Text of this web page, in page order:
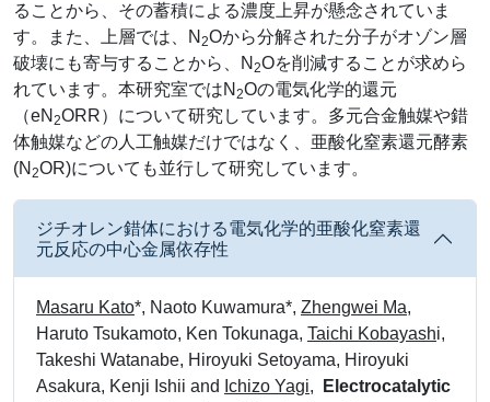
ることから、その蓄積による濃度上昇が懸念されていま
す。また、上層では、N 2Oから分解された分子がオゾン層
破壊にも寄与することから、N 2Oを削減することが求めら
れています。本研究室ではN 2Oの電気化学的還元
（eN 2ORR）について研究しています。多元合金触媒や錯
体触媒などの人工触媒だけではなく、亜酸化窒素還元酵素
(N 2OR)についても並行して研究しています。
ジチオレン錯体における電気化学的亜酸化窒素還
元反応の中心金属依存性
Masaru Kato*, Naoto Kuwamura*, Zhengwei Ma,
Haruto Tsukamoto, Ken Tokunaga, Taichi Kobayashi,
Takeshi Watanabe, Hiroyuki Setoyama, Hiroyuki
Asakura, Kenji Ishii and Ichizo Yagi,
Electrocatalytic